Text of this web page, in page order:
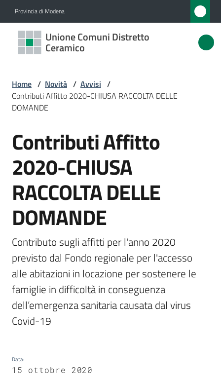
Provincia di Modena
Unione Comuni Distretto
Ceramico
Unione
Comuni
Ceramico
Novità
Menu selezionato
Servizi
Vivere
l'Unione
Tutti
gli
argomenti...
su
Home / Novità / Avvisi /
Contributi Affitto 2020-CHIUSA RACCOLTA DELLE
DOMANDE
Salta al contenuto
Contributi Affitto
2020-CHIUSA
RACCOLTA DELLE
DOMANDE
Contributo sugli affitti per l'anno 2020
previsto dal Fondo regionale per l'accesso
alle abitazioni in locazione per sostenere le
famiglie in difficoltà in conseguenza
dell’emergenza sanitaria causata dal virus
Covid-19
Data:
15 ottobre 2020